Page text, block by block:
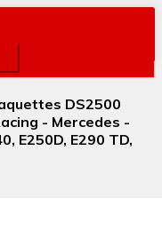
DS2500
- Mercedes -
E250D, E290 TD,